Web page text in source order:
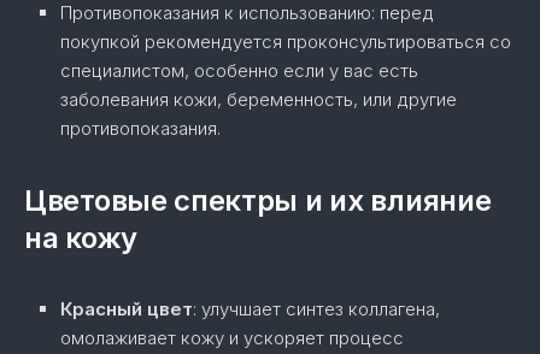
Противопоказания к использованию: перед
покупкой рекомендуется проконсультироваться со
специалистом, особенно если у вас есть
заболевания кожи, беременность, или другие
противопоказания.
Цветовые спектры и их влияние
на кожу
Красный цвет: улучшает синтез коллагена,
омолаживает кожу и ускоряет процесс